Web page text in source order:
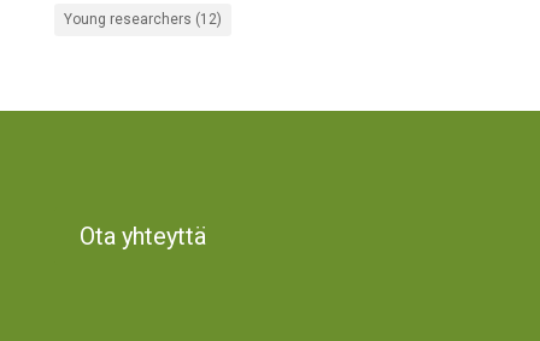
Young researchers (12)
Ota yhteyttä